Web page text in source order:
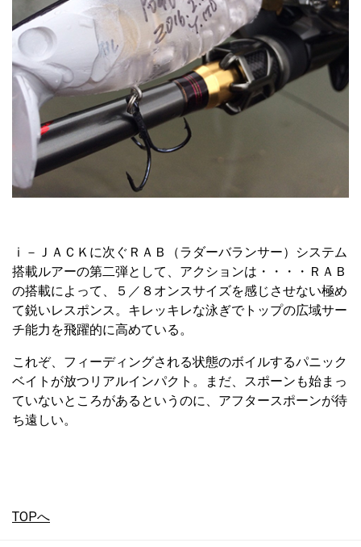
ⅰ－ＪＡＣＫに次ぐＲＡＢ（ラダーバランサー）システム
搭載ルアーの第二弾として、アクションは・・・・ＲＡＢ
の搭載によって、５／８オンスサイズを感じさせない極め
て鋭いレスポンス。キレッキレな泳ぎでトップの広域サー
チ能力を飛躍的に高めている。
これぞ、フィーディングされる状態のボイルするパニック
ベイトが放つリアルインパクト。まだ、スポーンも始まっ
ていないところがあるというのに、アフタースポーンが待
ち遠しい。
TOPへ